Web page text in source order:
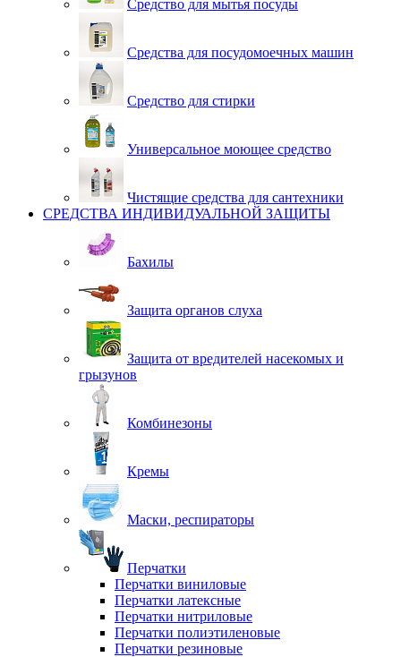
Средство для мытья посуды
Средства для посудомоечных машин
Средство для стирки
Универсальное моющее средство
Чистящие средства для сантехники
СРЕДСТВА ИНДИВИДУАЛЬНОЙ ЗАЩИТЫ
Бахилы
Защита органов слуха
Защита от вредителей насекомых и
грызунов
Комбинезоны
Кремы
Маски, респираторы
Перчатки
Перчатки виниловые
Перчатки латексные
Перчатки нитриловые
Перчатки полиэтиленовые
Перчатки резиновые